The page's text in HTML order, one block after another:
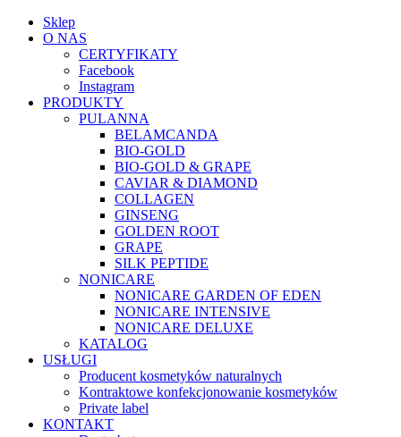
Sklep
O NAS
CERTYFIKATY
Facebook
Instagram
PRODUKTY
PULANNA
BELAMCANDA
BIO-GOLD
BIO-GOLD & GRAPE
CAVIAR & DIAMOND
COLLAGEN
GINSENG
GOLDEN ROOT
GRAPE
SILK PEPTIDE
NONICARE
NONICARE GARDEN OF EDEN
NONICARE INTENSIVE
NONICARE DELUXE
KATALOG
USŁUGI
Producent kosmetyków naturalnych
Kontraktowe konfekcjonowanie kosmetyków
Private label
KONTAKT